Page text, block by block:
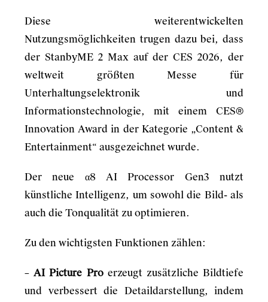
Diese weiterentwickelten
Nutzungsmöglichkeiten trugen dazu bei, dass
der StanbyME 2 Max auf der CES 2026, der
weltweit größten Messe für
Unterhaltungselektronik und
Informationstechnologie, mit einem CES®
Innovation Award in der Kategorie „Content &
Entertainment“ ausgezeichnet wurde.
Der neue α8 AI Processor Gen3 nutzt
künstliche Intelligenz, um sowohl die Bild- als
auch die Tonqualität zu optimieren.
Zu den wichtigsten Funktionen zählen:
–AI Picture Proerzeugt zusätzliche Bildtiefe
und verbessert die Detaildarstellung, indem